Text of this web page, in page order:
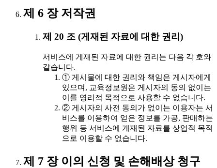
제 6 장 저작권
제 20 조 (게재된 자료에 대한 권리)
서비스에 게재된 자료에 대한 권리는 다음 각 호와
같습니다.
① 게시물에 대한 권리와 책임은 게시자에게
있으며, 교육정보원은 게시자의 동의 없이는
이를 영리적 목적으로 사용할 수 없습니다.
② 게시자의 사전 동의가 없이는 이용자는 서
비스를 이용하여 얻은 정보를 가공, 판매하는
행위 등 서비스에 게재된 자료를 상업적 목적
으로 이용할 수 없습니다.
제 7 장 이의 신청 및 손해배상 청구